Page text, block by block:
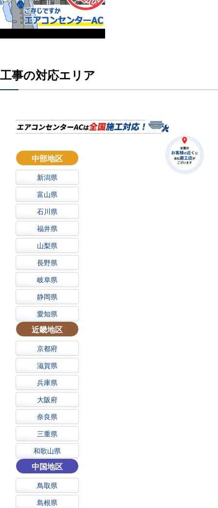
工事の対応エリア
中部地区
新潟県
富山県
石川県
福井県
山梨県
長野県
岐阜県
静岡県
愛知県
近畿地区
京都府
滋賀県
兵庫県
大阪府
奈良県
三重県
和歌山県
中国地区
鳥取県
島根県